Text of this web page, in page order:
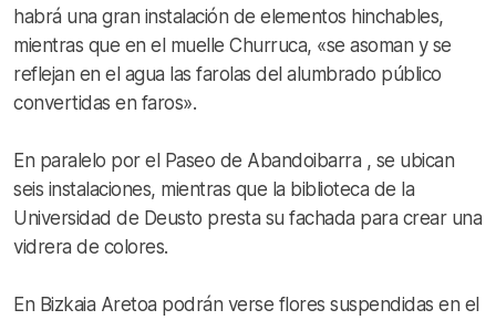
habrá una gran instalación de elementos hinchables,
mientras que en el muelle Churruca, «se asoman y se
reflejan en el agua las farolas del alumbrado público
convertidas en faros».
En paralelo por el Paseo de Abandoibarra , se ubican
seis instalaciones, mientras que la biblioteca de la
Universidad de Deusto presta su fachada para crear una
vidrera de colores.
En Bizkaia Aretoa podrán verse flores suspendidas en el